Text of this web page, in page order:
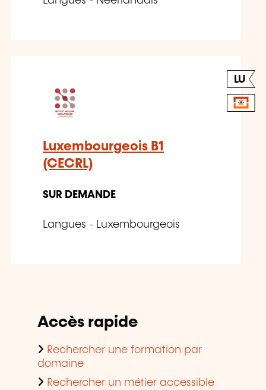
LU
Luxembourgeois B1
(CECRL)
SUR DEMANDE
Langues - Luxembourgeois
Accès rapide
Rechercher une formation par
domaine
Rechercher un métier accessible